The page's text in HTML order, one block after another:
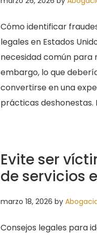
Cómo identificar
legales en Estados
necesidad común para
embargo, lo que
convertirse en una
prácticas deshonestas.
Evite ser
de servicios
marzo 18, 2026 by
Consejos legales para